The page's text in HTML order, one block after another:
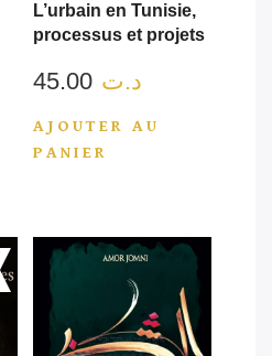
L’urbain en Tunisie,
processus et projets
د.ت 45.00
AJOUTER AU
PANIER